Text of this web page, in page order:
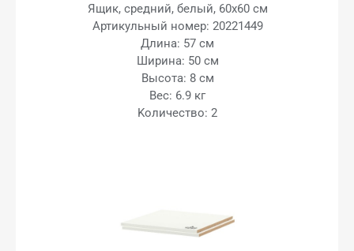
Ящик, средний, белый, 60x60 см
Артикульный номер: 20221449
Длина: 57 см
Ширина: 50 см
Высота: 8 см
Вес: 6.9 кг
Kоличество: 2